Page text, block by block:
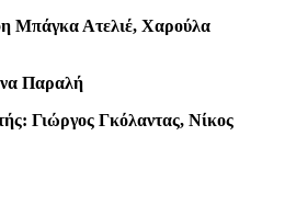
Μπάγκα Ατελιέ, Χαρούλα
Παραλή
Γιώργος Γκόλαντας, Νίκος